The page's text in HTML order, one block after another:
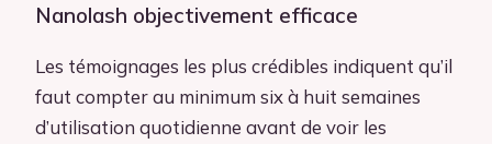
Nanolash objectivement efficace
Les témoignages les plus crédibles indiquent qu’il
faut compter au minimum six à huit semaines
d’utilisation quotidienne avant de voir les